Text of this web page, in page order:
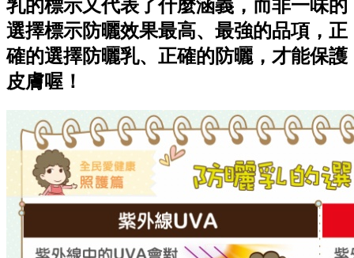
乳的標示又代表了什麼涵義，而非一味的
選擇標示防曬效果最高、最強的品項，正
確的選擇防曬乳、正確的防曬，才能保護
皮膚喔！